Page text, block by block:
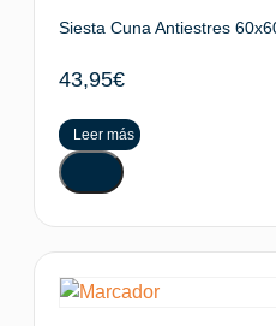
Siesta Cuna Antiestres
43,95€
Leer más